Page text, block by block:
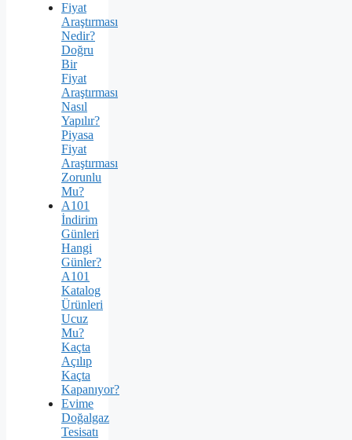
Fiyat
Araştırması
Nedir?
Doğru
Bir
Fiyat
Araştırması
Nasıl
Yapılır?
Piyasa
Fiyat
Araştırması
Zorunlu
Mu?
A101
İndirim
Günleri
Hangi
Günler?
A101
Katalog
Ürünleri
Ucuz
Mu?
Kaçta
Açılıp
Kaçta
Kapanıyor?
Evime
Doğalgaz
Tesisatı